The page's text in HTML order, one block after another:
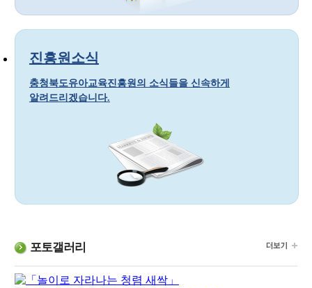
진흥원소식
충청북도유아교육진흥원의 소식들을 신속하게
알려드리겠습니다.
포토갤러리